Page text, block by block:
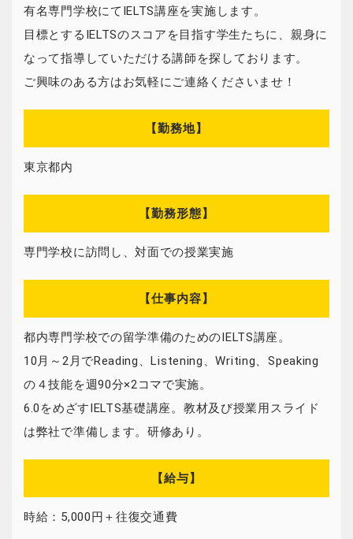
有名専門学校にてIELTS講座を実施します。
目標とするIELTSのスコアを目指す学生たちに、親身に
なって指導していただける講師を探しております。
ご興味のある方はお気軽にご連絡くださいませ！
【勤務地】
東京都内
【勤務形態】
専門学校に訪問し、対面での授業実施
【仕事内容】
都内専門学校での留学準備のためのIELTS講座。
10月～2月でReading、Listening、Writing、Speaking
の４技能を週90分×2コマで実施。
6.0をめざすIELTS基礎講座。教材及び授業用スライド
は弊社で準備します。研修あり。
【給与】
時給：5,000円＋往復交通費